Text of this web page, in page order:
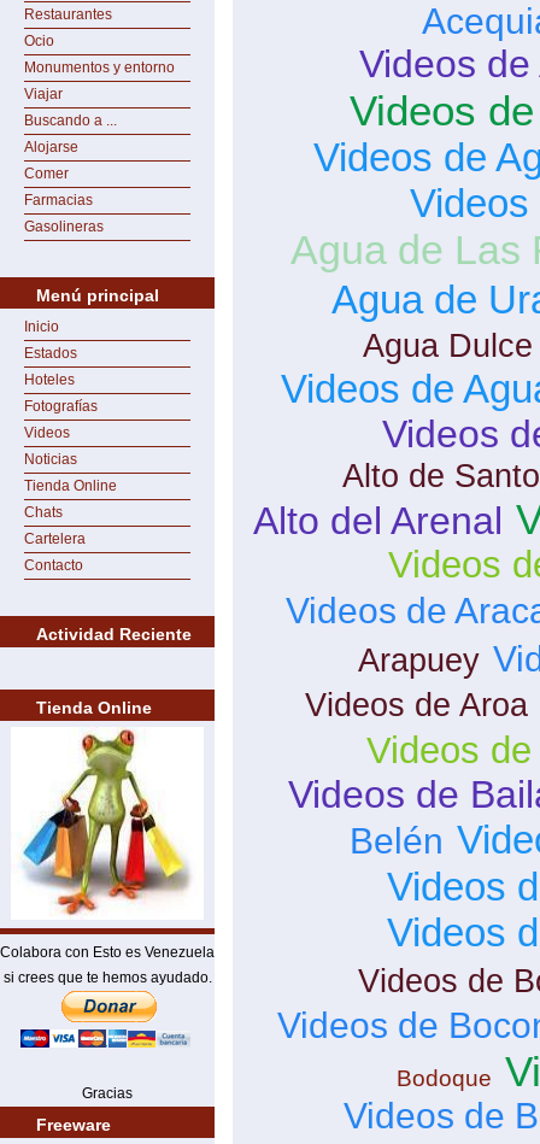
Restaurantes
Ocio
Monumentos y entorno
Viajar
Buscando a ...
Alojarse
Comer
Farmacias
Gasolineras
Menú principal
Inicio
Estados
Hoteles
Fotografías
Videos
Noticias
Tienda Online
Chats
Cartelera
Contacto
Actividad Reciente
Tienda Online
Colabora con Esto es Venezuela
si crees que te hemos ayudado.
Gracias
Freeware
Videos
Videos
Videos de
Videos
Agua de Las
Agua de
Agua Dulce
Videos de
Videos
Alto de
Alto del Arenal
Videos
Videos de
Arapuey
Videos de Aroa
Videos
Videos de
Belén
Videos
Videos
Videos de
Videos de
Bodoque
Videos de